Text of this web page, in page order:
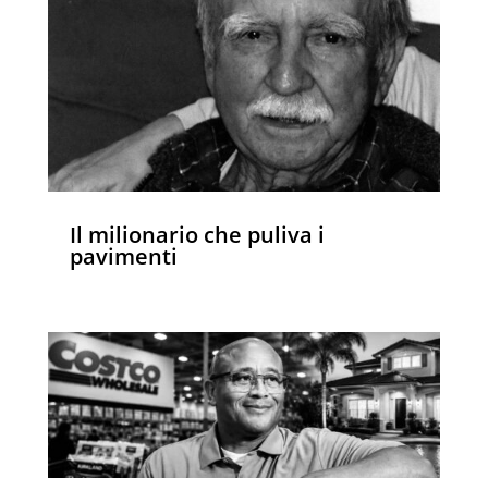
Il milionario che puliva i
pavimenti